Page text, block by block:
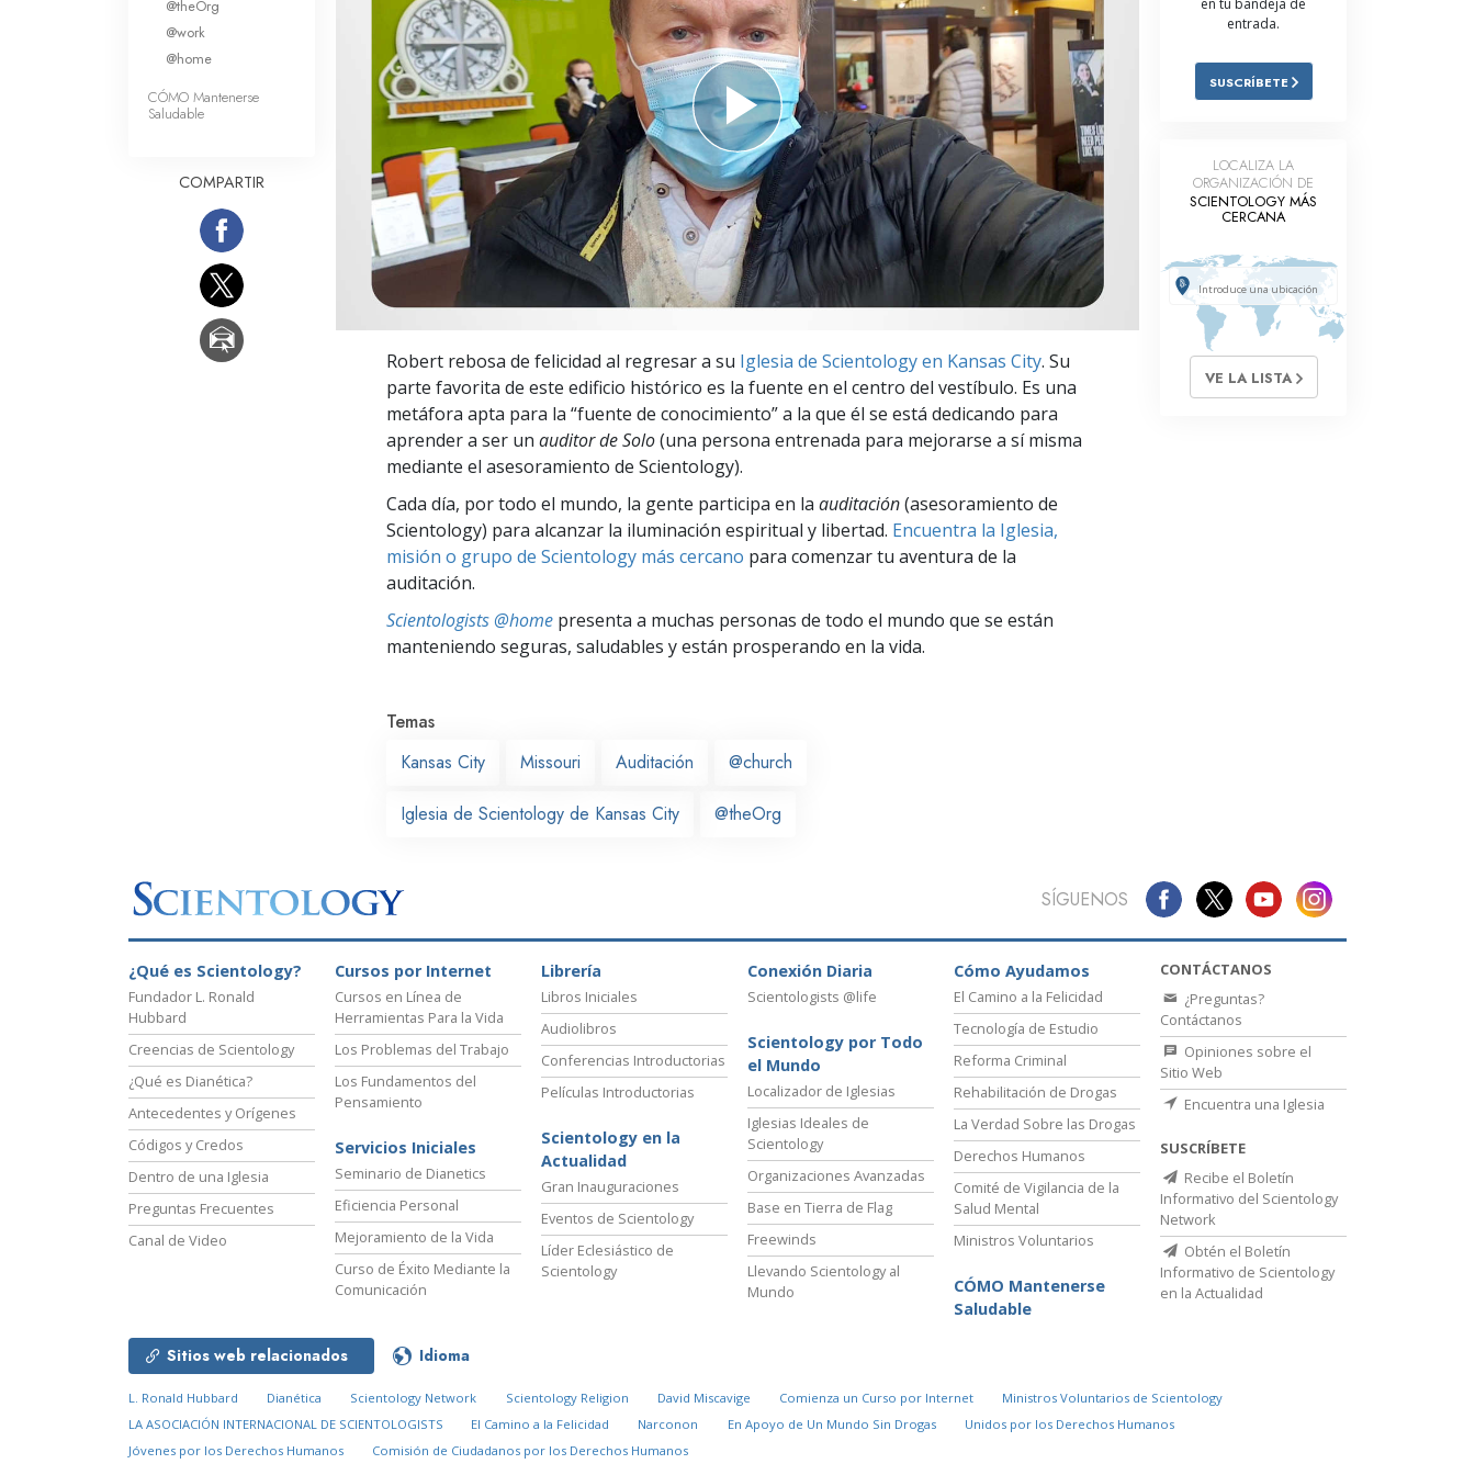
Amor y Odio: ¿Qué es Grandeza?
Respuestas a las Drogas
Los Niños
Herramientas para el Entorno Laboral
La Ética y las
Condiciones
La Causa de la Supresión
Investigaciones
Los Fundamentos de la Organización
Los Fundamentos de las Relaciones
Objetivos y Metas
Robert rebosa de felicidad al regresar a su Iglesia de Scientology en Kansas City. Su
parte favorita de este edificio histórico es la fuente en el centro del vestíbulo. Es una
metáfora apta para la “fuente de conocimiento” a la que él se está dedicando para
aprender a ser un auditor de Solo(una persona entrenada para mejorarse a sí misma
mediante el asesoramiento de Scientology).
Cada día, por todo el mundo, la gente participa en la auditación(asesoramiento de
Scientology) para alcanzar la iluminación espiritual y libertad. Encuentra la Iglesia,
misión o grupo de Scientology más cercano para comenzar tu aventura de la
auditación.
Scientologists @home presenta a muchas personas de todo el mundo que se están
manteniendo seguras, saludables y están prosperando en la vida.
Temas
Kansas City
Missouri Auditación @church
Iglesia de Scientology de Kansas City @theOrg
@theOrg
@work
@home
CÓMO Mantenerse
Saludable
COMPARTIR
en tu bandeja de
entrada.
SUSCRÍBETE
LOCALIZA LA
ORGANIZACIÓN DE
SCIENTOLOGY MÁS
CERCANA
VE LA LISTA
SÍGUENOS
¿Qué es Scientology?
Fundador L. Ronald
Hubbard
Creencias de Scientology
¿Qué es Dianética?
Antecedentes y Orígenes
Códigos y Credos
Dentro de una Iglesia
Preguntas Frecuentes
Canal de Video
Cursos por Internet
Cursos en Línea de
Herramientas Para la Vida
Los Problemas del Trabajo
Los Fundamentos del
Pensamiento
Servicios Iniciales
Seminario de Dianetics
Eficiencia Personal
Mejoramiento de la Vida
Curso de Éxito Mediante la
Comunicación
Librería
Libros Iniciales
Audiolibros
Conferencias Introductorias
Películas Introductorias
Scientology en la
Actualidad
Gran Inauguraciones
Eventos de Scientology
Líder Eclesiástico de
Scientology
Conexión Diaria
Scientologists @life
Scientology por Todo
el Mundo
Localizador de Iglesias
Iglesias Ideales de
Scientology
Organizaciones Avanzadas
Base en Tierra de Flag
Freewinds
Llevando Scientology al
Mundo
Cómo Ayudamos
El Camino a la Felicidad
Tecnología de Estudio
Reforma Criminal
Rehabilitación de Drogas
La Verdad Sobre las Drogas
Derechos Humanos
Comité de Vigilancia de la
Salud Mental
Ministros Voluntarios
CÓMO Mantenerse
Saludable
CONTÁCTANOS
¿Preguntas?
Contáctanos
Opiniones sobre el
Sitio Web
Encuentra una Iglesia
SUSCRÍBETE
Recibe el Boletín
Informativo del Scientology
Network
Obtén el Boletín
Informativo de Scientology
en la Actualidad
Sitios web relacionados Idioma
L. Ronald Hubbard Dianética Scientology Network Scientology Religion David Miscavige Comienza un Curso por Internet
Ministros Voluntarios de Scientology
LA ASOCIACIÓN INTERNACIONAL DE SCIENTOLOGISTS
El Camino a la Felicidad Narconon En Apoyo de Un Mundo Sin Drogas
Unidos por los Derechos Humanos
Jóvenes por los Derechos Humanos
Comisión de Ciudadanos por los Derechos Humanos